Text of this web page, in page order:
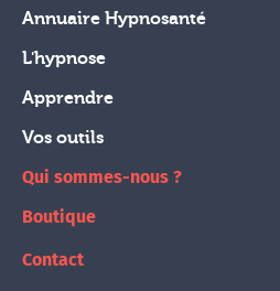
Annuaire Hypnosanté
L'hypnose
Apprendre
Vos outils
Qui sommes-nous ?
Boutique
Contact